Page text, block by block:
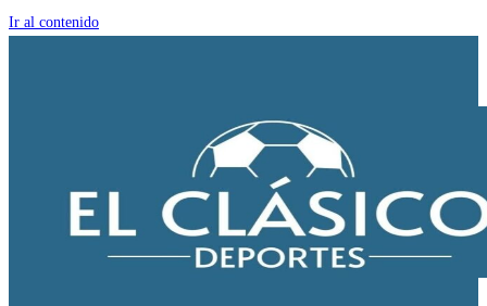
Ir al contenido